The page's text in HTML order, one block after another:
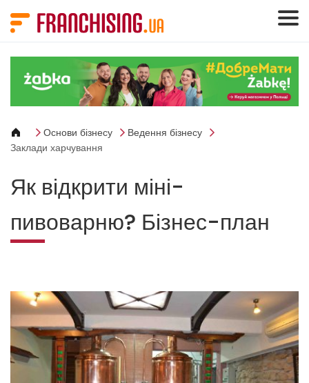
Основи бізнесу
Ведення бізнесу
Заклади харчування
Як відкрити міні-
пивоварню? Бізнес-план